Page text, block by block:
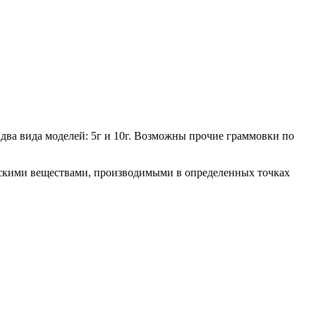
вида моделей: 5г и 10г. Возможны прочие граммовки по
веществами, производимыми в определенных точках